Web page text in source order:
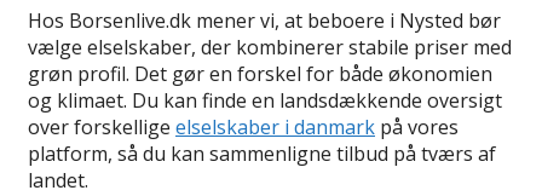
Hos Borsenlive.dk mener vi, at beboere i Nysted bør
vælge elselskaber, der kombinerer stabile priser med
grøn profil. Det gør en forskel for både økonomien
og klimaet. Du kan finde en landsdækkende oversigt
over forskellige elselskaber i danmark på vores
platform, så du kan sammenligne tilbud på tværs af
landet.